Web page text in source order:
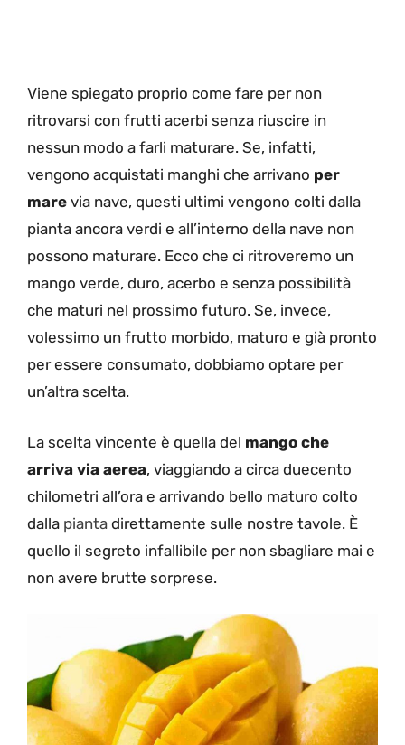
Viene spiegato proprio come fare per non
ritrovarsi con frutti acerbi senza riuscire in
nessun modo a farli maturare. Se, infatti,
vengono acquistati manghi che arrivano per
mare via nave, questi ultimi vengono colti dalla
pianta ancora verdi e all’interno della nave non
possono maturare. Ecco che ci ritroveremo un
mango verde, duro, acerbo e senza possibilità
che maturi nel prossimo futuro. Se, invece,
volessimo un frutto morbido, maturo e già pronto
per essere consumato, dobbiamo optare per
un’altra scelta.
La scelta vincente è quella del mango che
arriva via aerea, viaggiando a circa duecento
chilometri all’ora e arrivando bello maturo colto
dalla pianta direttamente sulle nostre tavole. È
quello il segreto infallibile per non sbagliare mai e
non avere brutte sorprese.